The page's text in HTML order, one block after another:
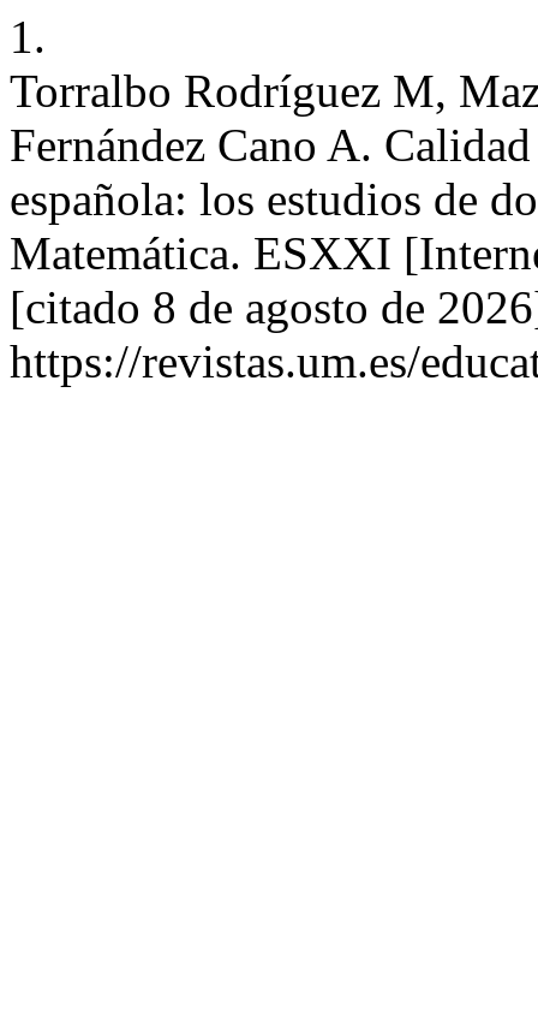
1.
Torralbo Rodríguez M,
Fernández Cano A.
española: los estudios de
Matemática. ESXXI
[citado 8 de agosto de
https://revistas.um.es/